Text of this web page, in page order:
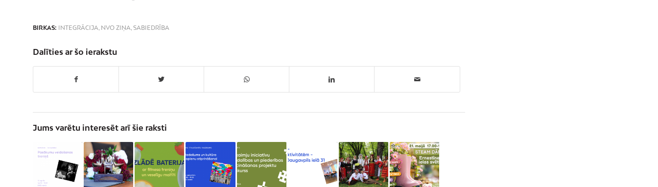
BIRKAS: INTEGRĀCIJA, NVO ZIŅA, SABIEDRĪBA
Dalīties ar šo ierakstu
Jums varētu interesēt arī šie raksti